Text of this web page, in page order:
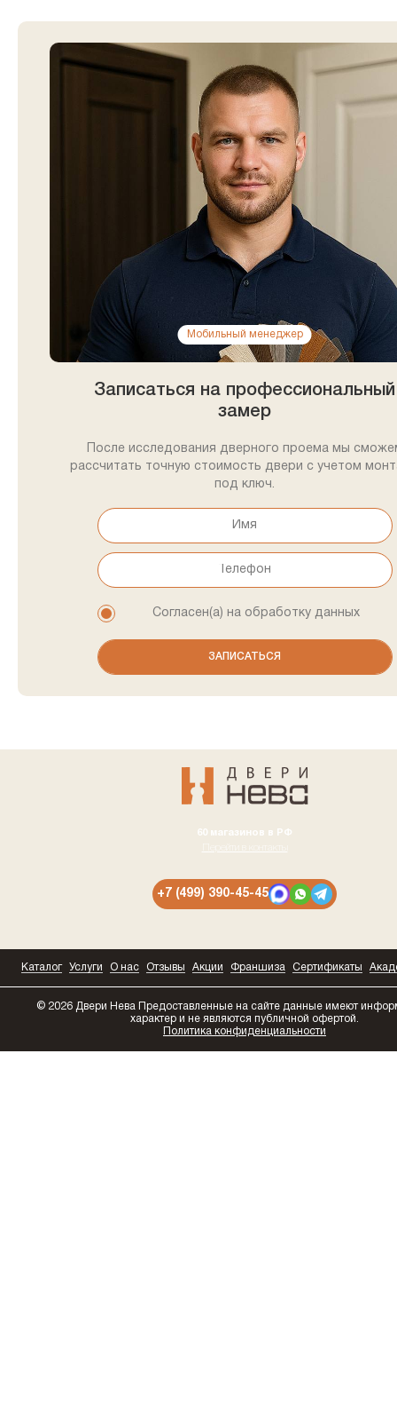
Мобильный менеджер
Записаться на профессиональный
замер
После исследования дверного проема мы
рассчитать точную стоимость двери с учетом
под ключ.
Согласен(а) на обработку данных
60 магазинов в РФ
+7 (499) 390-45-45
Каталог Услуги О нас Отзывы Акции Франшиза Сертификаты
© 2026 Двери Нева Предоставленные на сайте данные имеют
характер и не являются публичной офертой.
Политика конфиденциальности